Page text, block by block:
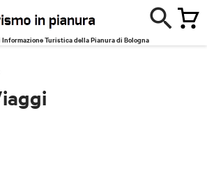
Turistica della Pianura di Bologna